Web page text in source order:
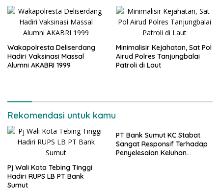
Wakapolresta Deliserdang
Hadiri Vaksinasi Massal
Alumni AKABRI 1999
Minimalisir Kejahatan, Sat Pol
Airud Polres Tanjungbalai
Patroli di Laut
Rekomendasi untuk kamu
Pj Wali Kota Tebing Tinggi
Hadiri RUPS LB PT Bank
Sumut
PT Bank Sumut KC Stabat
Sangat Responsif Terhadap
Penyelesaian Keluhan